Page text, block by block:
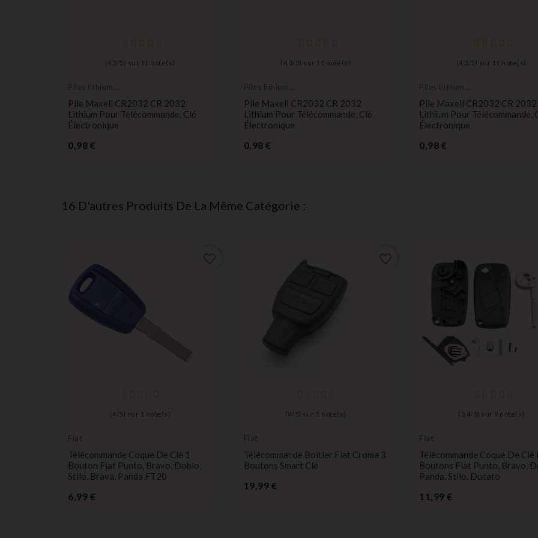
(4,3 / 5) sur 11 note(s)
Piles lithium
Pile Maxell CR2032 CR 2032
Lithium Pour Télécommande, Clé
Électronique
0,98 €
( 4,3/ 5) sur 11 note(s)
Piles lithium
Pile Maxell CR2032 CR 2032
Lithium Pour Télécommande, Clé
Électronique
0,98 €
(4,3 / 5) sur 11 note(s)
Piles lithium
Pile Maxell CR2032 CR 2032
Lithium Pour Télécommande,
Électronique
0,98 €
16 D'autres Produits De La Même Catégorie :
(4 / 5) sur 1 note(s)
Fiat
Télécommande Coque De Clé 1
Bouton Fiat Punto, Bravo, Doblo,
Stilo, Brava, Panda FT20
6,99 €
( 4/ 5) sur 1 note(s)
Fiat
Télécommande Boitier Fiat Croma 3
Boutons Smart Clé
19,99 €
( 3,4/ 5) sur 9 note(s)
Fiat
Télécommande Coque De Clé
Boutons Fiat Punto, Bravo,
Panda, Stilo, Ducato
11,99 €